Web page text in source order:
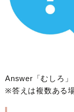
Answer「むしろ」
※答えは複数ある